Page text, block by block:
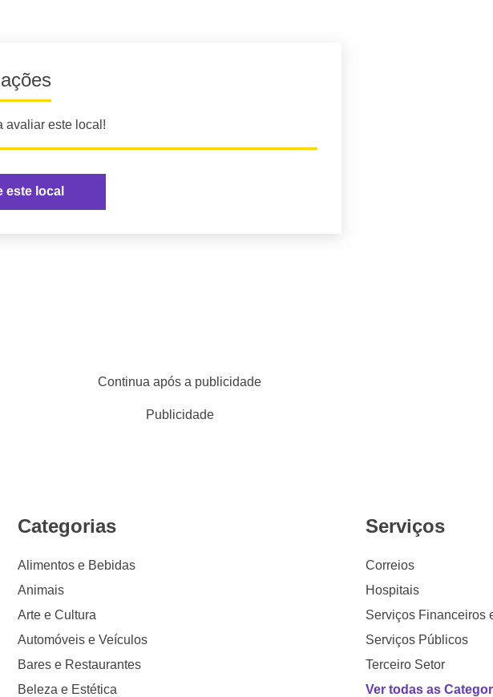
avaliar este local!
este local
Continua após a publicidade
Publicidade
Categorias
Alimentos e Bebidas
Animais
Arte e Cultura
Automóveis e Veículos
Bares e Restaurantes
Beleza e Estética
Serviços
Correios
Hospitais
Serviços Financeiros
Serviços Públicos
Terceiro Setor
Ver todas as